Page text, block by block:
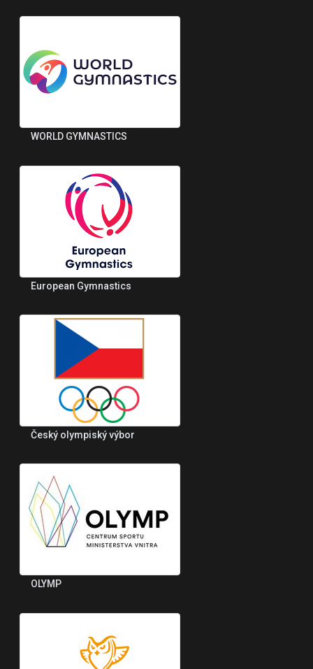
WORLD GYMNASTICS
European Gymnastics
Český olympiský výbor
OLYMP